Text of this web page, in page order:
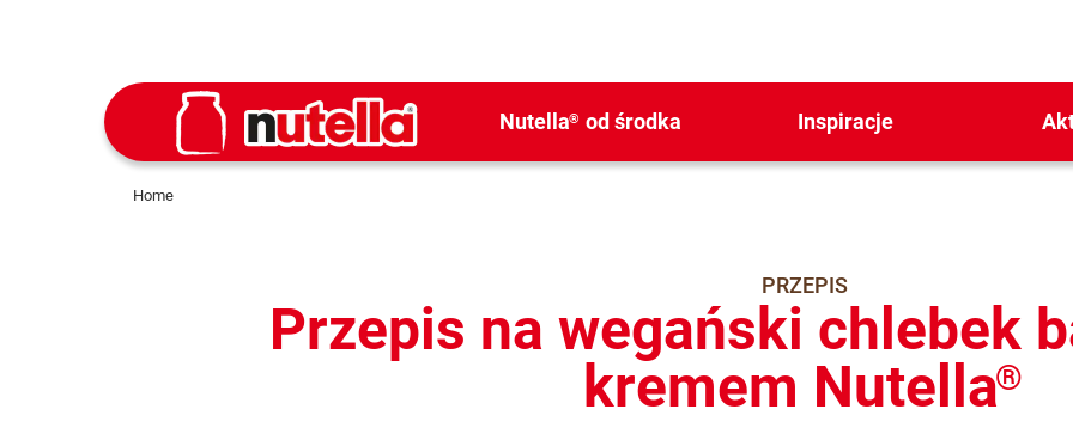
Nutella® od środka Inspiracje
Home
PRZEPIS
Przepis na wegański chlebek
kremem Nutella®